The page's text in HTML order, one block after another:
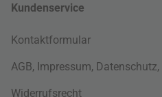
Kundenservice
Kontaktformular
AGB, Impressum, Datenschutz,
Widerrufsrecht